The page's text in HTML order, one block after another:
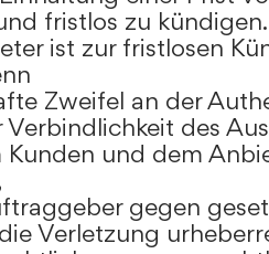
fristlos zu kündigen.
ist zur fristlosen
Zweifel an der
des
und dem
gegen
Verletzung